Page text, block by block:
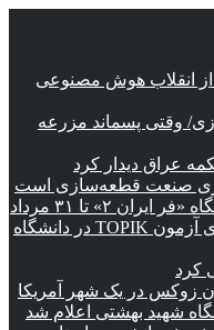
انقلاب هوش مصنوعی
وقتی پسماند مزرعه‌
عراق دیدار کرد
صنعت قطعه‌سازی است
۲» تا ۳۱ مرداد
راه‌اندازی رشته کره‌ای و برگزاری آزمون TOPIK در دانشگاه
کرد
زوکس در یک شهر آمریکا
شهید بهشتی اعلام شد